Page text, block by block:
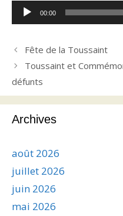
Lecteur
audio
00:00
Fête de la Toussaint
Toussaint et
défunts
Archives
août 2026
juillet 2026
juin 2026
mai 2026